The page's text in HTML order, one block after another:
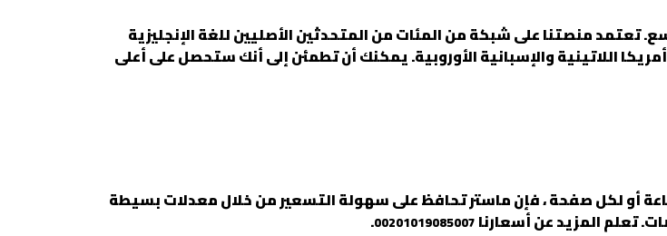
تعتمد منصتنا على شبكة من المئات من المتحدثين الأصليين للغة الإنجليزية
اللاتينية والإسبانية الأوروبية. يمكنك أن تطمئن إلى أنك ستحصل على أعلى
أو لكل صفحة ، فإن ماستر تحافظ على سهولة التسعير من خلال معدلات بسيطة
تعلم المزيد عن أسعارنا00201019085007
.